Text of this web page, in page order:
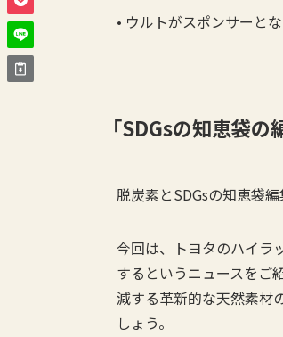
• ウルトがスポンサーと
「SDGsの知恵袋の
脱炭素とSDGsの知恵袋編
今回は、トヨタのハイラ
するというニュースをご
減する革新的な天然素材
しょう。